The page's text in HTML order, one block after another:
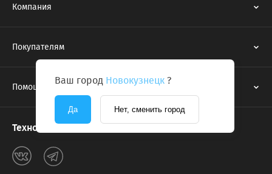
Ваш город Новокузнецк ?
Да Нет, сменить город
Компания
Покупателям
Помощь
Техноопт в соцсетях